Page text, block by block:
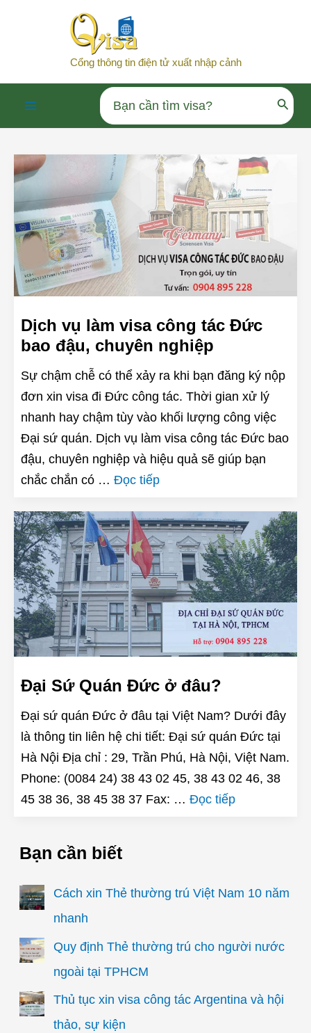
Cổng thông tin điện tử xuất nhập cảnh
Menu
Search
for:
Dịch vụ làm visa công tác Đức
bao đậu, chuyên nghiệp
Sự chậm chễ có thể xảy ra khi bạn đăng ký nộp
đơn xin visa đi Đức công tác. Thời gian xử lý
nhanh hay chậm tùy vào khối lượng công việc
Đại sứ quán. Dịch vụ làm visa công tác Đức bao
đậu, chuyên nghiệp và hiệu quả sẽ giúp bạn
chắc chắn có … Đọc tiếp
Đại Sứ Quán Đức ở đâu?
Đại sứ quán Đức ở đâu tại Việt Nam? Dưới đây
là thông tin liên hệ chi tiết: Đại sứ quán Đức tại
Hà Nội Địa chỉ : 29, Trần Phú, Hà Nội, Việt Nam.
Phone: (0084 24) 38 43 02 45, 38 43 02 46, 38
45 38 36, 38 45 38 37 Fax: … Đọc tiếp
Bạn cần biết
Cách xin Thẻ thường trú Việt Nam 10 năm
nhanh
Quy định Thẻ thường trú cho người nước
ngoài tại TPHCM
Thủ tục xin visa công tác Argentina và hội
thảo, sự kiện